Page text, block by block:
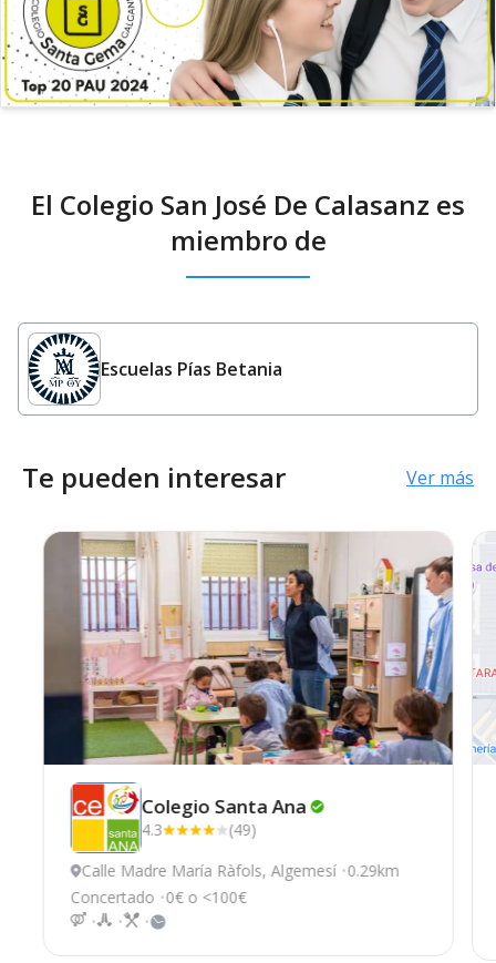
El Colegio San José De Calasanz es
miembro de
Escuelas Pías Betania
Te pueden interesar Ver más
Colegio SantaAna
4.3
(49)
Calle Madre María Ràfols, Algemesí 0.29km
Concertado 0€ o <100€